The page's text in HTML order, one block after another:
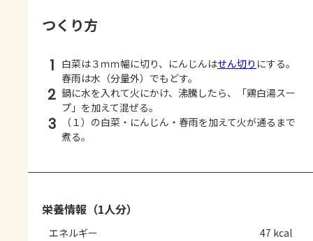
つくり方
1 白菜は３ｍｍ幅に切り、にんじんはせん切り にする。
春雨は水（分量外）でもどす。
2 鍋に水を入れて火にかけ、沸騰したら、「鶏白湯スー
プ」を加えて混ぜる。
3
（１）の白菜・にんじん・春雨を加えて火が通るまで
煮る。
栄養情報（1人分）
エネルギー 47 kcal